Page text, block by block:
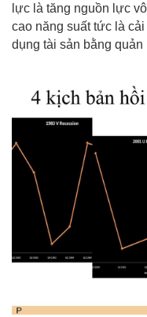
lực là tăng nguồn lực
cao năng suất tức là
dụng tài sản bằng